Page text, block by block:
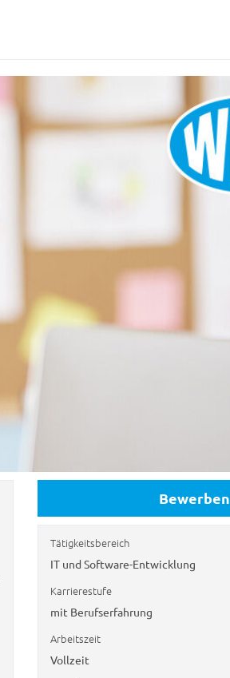
Bewerben
Tätigkeitsbereich
IT und Software-Entwicklung
Karrierestufe
mit Berufserfahrung
Arbeitszeit
Vollzeit